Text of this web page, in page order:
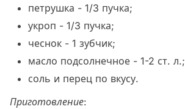
петрушка - 1/3 пучка;
укроп - 1/3 пучка;
чеснок - 1 зубчик;
масло подсолнечное - 1-2 ст. л.;
соль и перец по вкусу.
Приготовление: